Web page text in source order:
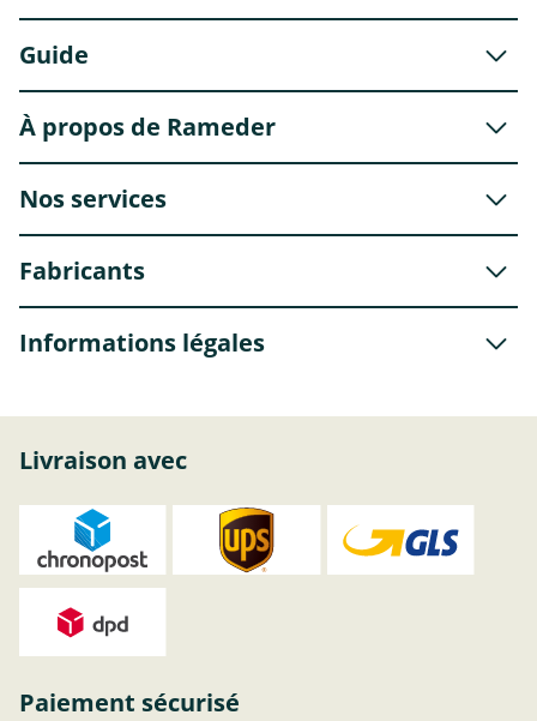
Guide
À propos de Rameder
Nos services
Fabricants
Informations légales
Livraison avec
Paiement sécurisé